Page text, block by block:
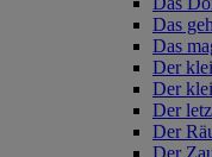
Das
Das
Der
Der
Der
Der
Der